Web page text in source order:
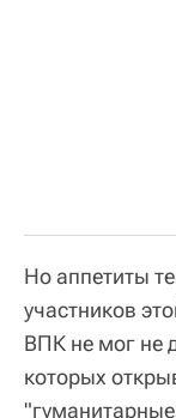
Но аппетиты
участников
ВПК не мог не
которых